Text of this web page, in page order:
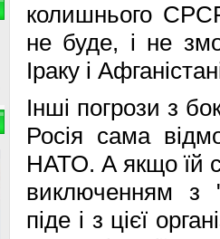
колишнього
не буде, і не
Іраку і
Інші погрози з
Росія сама
НАТО. А якщо їй
виключенням з
піде і з цієї